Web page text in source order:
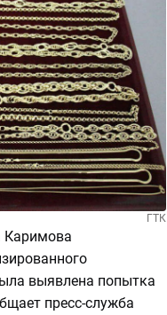
ГТК
Каримова
выявлена попытка
пресс-служба